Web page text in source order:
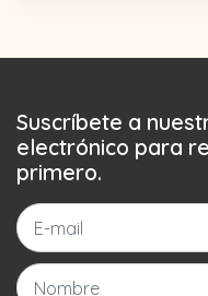
Suscríbete a
electrónico para
primero.